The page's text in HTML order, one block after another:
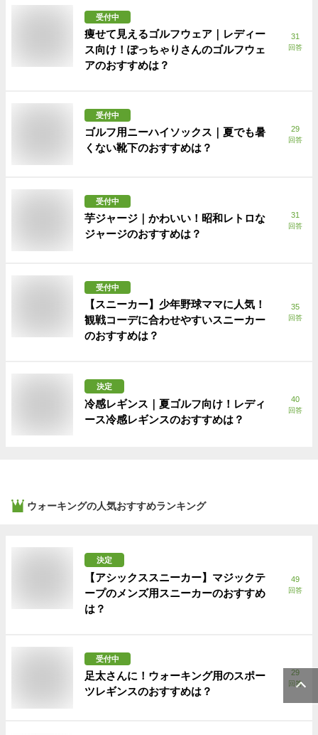
受付中
痩せて見えるゴルフウェア｜レディー
ス向け！ぽっちゃりさんのゴルフウェ
アのおすすめは？
31
回答
受付中
ゴルフ用ニーハイソックス｜夏でも暑
くない靴下のおすすめは？
29
回答
受付中
芋ジャージ｜かわいい！昭和レトロな
ジャージのおすすめは？
31
回答
受付中
【スニーカー】少年野球ママに人気！
観戦コーデに合わせやすいスニーカー
のおすすめは？
35
回答
決定
冷感レギンス｜夏ゴルフ向け！レディ
ース冷感レギンスのおすすめは？
40
回答
ウォーキングの人気おすすめランキング
決定
【アシックススニーカー】マジックテ
ープのメンズ用スニーカーのおすすめ
は？
49
回答
受付中
足太さんに！ウォーキング用のスポー
ツレギンスのおすすめは？
29
回答